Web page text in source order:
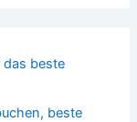
das beste
beste